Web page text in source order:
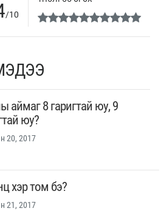
/10
аймаг 8 гаригтай юу, 9
юу?
20, 2017
хэр том бэ?
21, 2017